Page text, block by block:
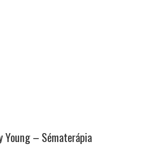
Young – Sématerápia